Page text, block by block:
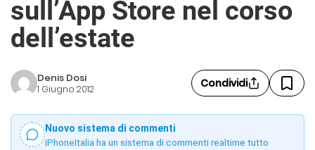
sull’App Store nel corso
dell’estate
Denis Dosi
1 Giugno 2012 Condividi
Nuovo sistema di commenti
iPhoneItalia ha un sistema di commenti realtime tutto